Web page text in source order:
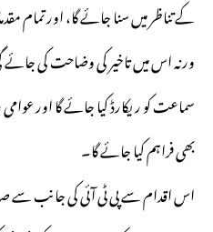
کے تناظر میں سنا جائے گا، اور تمام
ورنہ اس میں تاخیر کی وضاحت کی جائے
سماعت کو ریکارڈ کیا جائے گا اور
بھی فراہم کیا جائے گا۔
اس اقدام سے پی ٹی آئی کی جانب سے